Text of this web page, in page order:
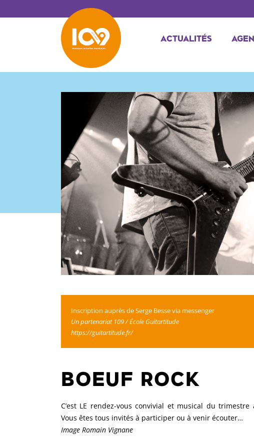
ACTUALITÉS
Inscription auprès de Serge Besse via messenger
Un partenariat 109 / École Guitartitude
https://guitartitude.fr/
BOEUF ROCK
C’est LE rendez-vous convivial et musical du
Vous êtes tous invités à participer ou à venir écouter…
Image Romain Vignane